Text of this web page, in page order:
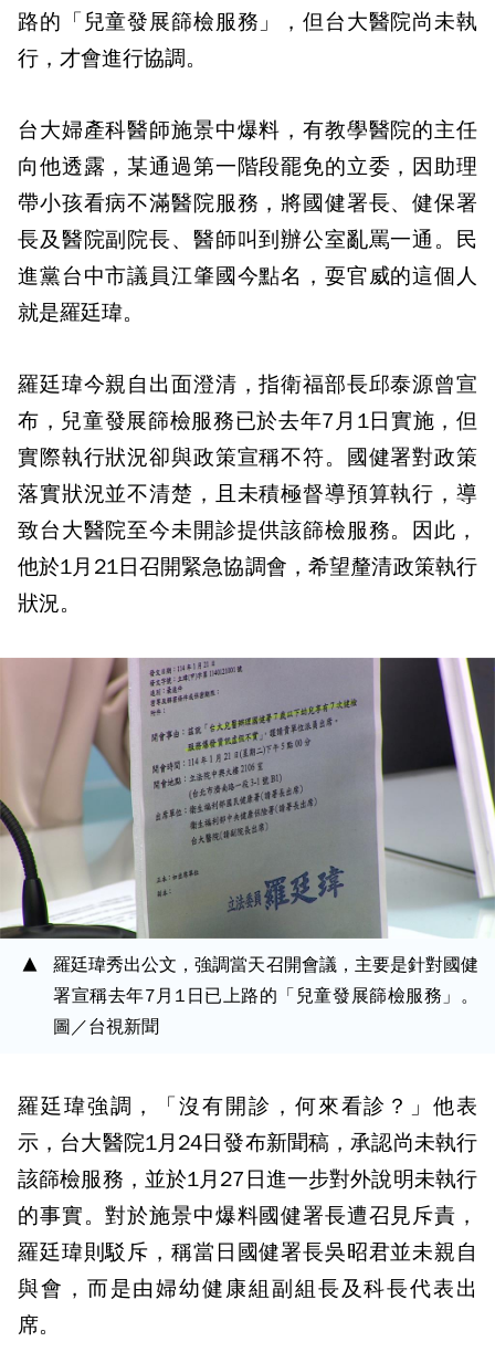
路的「兒童發展篩檢服務」，但台大醫院尚未執
行，才會進行協調。
台大婦產科醫師施景中爆料，有教學醫院的主任
向他透露，某通過第一階段罷免的立委，因助理
帶小孩看病不滿醫院服務，將國健署長、健保署
長及醫院副院長、醫師叫到辦公室亂罵一通。民
進黨台中市議員江肇國今點名，耍官威的這個人
就是羅廷瑋。
羅廷瑋今親自出面澄清，指衛福部長邱泰源曾宣
布，兒童發展篩檢服務已於去年7月1日實施，但
實際執行狀況卻與政策宣稱不符。國健署對政策
落實狀況並不清楚，且未積極督導預算執行，導
致台大醫院至今未開診提供該篩檢服務。因此，
他於1月21日召開緊急協調會，希望釐清政策執行
狀況。
羅廷瑋秀出公文，強調當天召開會議，主要是針對國健
署宣稱去年7月1日已上路的「兒童發展篩檢服務」。
圖／台視新聞
羅廷瑋強調，「沒有開診，何來看診？」他表
示，台大醫院1月24日發布新聞稿，承認尚未執行
該篩檢服務，並於1月27日進一步對外說明未執行
的事實。對於施景中爆料國健署長遭召見斥責，
羅廷瑋則駁斥，稱當日國健署長吳昭君並未親自
與會，而是由婦幼健康組副組長及科長代表出
席。